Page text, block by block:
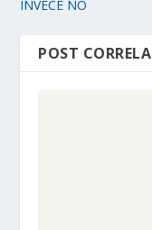
INVECE NO
POST